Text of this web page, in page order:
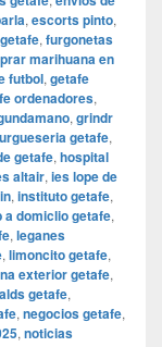
, escorts pinto,
, furgonetas
marihuana en
futbol, getafe
ordenadores,
, grindr
getafe,
getafe, hospital
altair, ies lope de
, instituto getafe,
a domiclio getafe,
, leganes
, limoncito getafe,
exterior getafe,
getafe,
, negocios getafe,
, noticias